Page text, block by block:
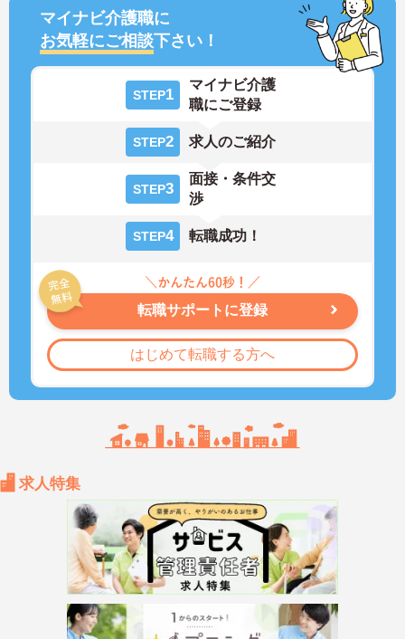
マイナビ介護職に
お気軽にご相談下さい！
STEP1
マイナビ介護
職にご登録
STEP2 求人のご紹介
STEP3
面接・条件交
渉
STEP4 転職成功！
転職サポートに登録
はじめて転職する方へ
求人特集